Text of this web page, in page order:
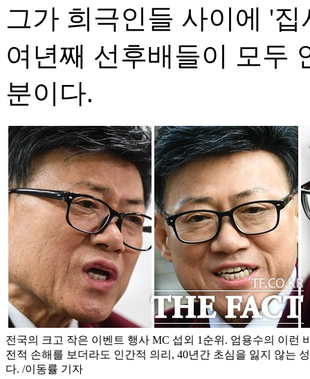
그가 희극인들 사이에 '
여년째 선후배들이 모두
분이다.
전국의 크고 작은 이벤트 행사 MC 섭외 1순위. 엄용수의 이런
전적 손해를 보더라도 인간적 의리, 40년간 초심을 잃지 않는
다. /이동률 기자